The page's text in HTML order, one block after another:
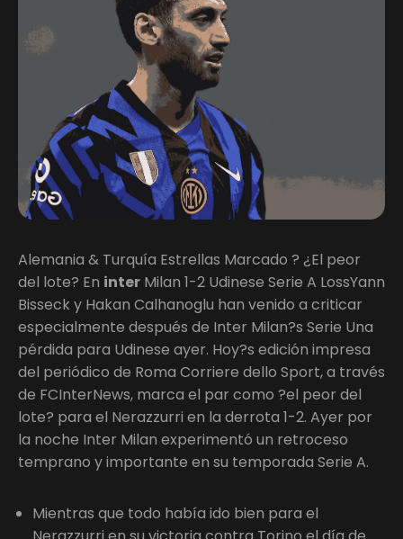
Alemania & Turquía Estrellas Marcado ? ¿El peor
del lote? En inter Milan 1-2 Udinese Serie A LossYann
Bisseck y Hakan Calhanoglu han venido a criticar
especialmente después de Inter Milan?s Serie Una
pérdida para Udinese ayer. Hoy?s edición impresa
del periódico de Roma Corriere dello Sport, a través
de FCInterNews, marca el par como ?el peor del
lote? para el Nerazzurri en la derrota 1-2. Ayer por
la noche Inter Milan experimentó un retroceso
temprano y importante en su temporada Serie A.
Mientras que todo había ido bien para el